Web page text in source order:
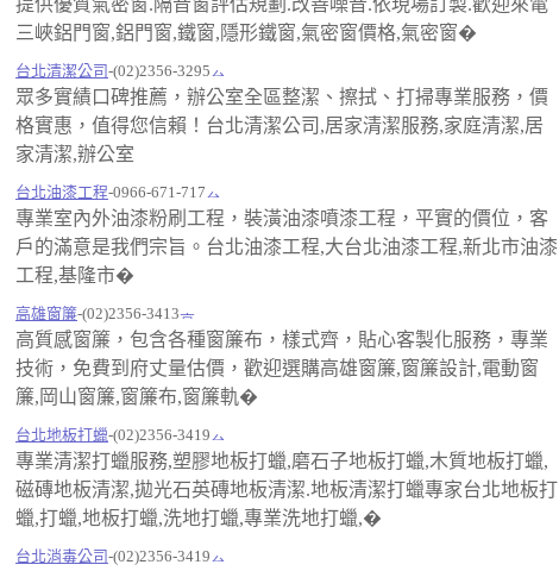
提供優質氣密窗.隔音窗評估規劃.改善噪音.依現場訂製.歡迎來電
三峽鋁門窗,鋁門窗,鐵窗,隱形鐵窗,氣密窗價格,氣密窗�
台北清潔公司-(02)2356-3295
眾多實績口碑推薦，辦公室全區整潔、擦拭、打掃專業服務，價
格實惠，值得您信賴！台北清潔公司,居家清潔服務,家庭清潔,居
家清潔,辦公室
台北油漆工程-0966-671-717
專業室內外油漆粉刷工程，裝潢油漆噴漆工程，平實的價位，客
戶的滿意是我們宗旨。台北油漆工程,大台北油漆工程,新北市油漆
工程,基隆市�
高雄窗簾-(02)2356-3413
高質感窗簾，包含各種窗簾布，樣式齊，貼心客製化服務，專業
技術，免費到府丈量估價，歡迎選購高雄窗簾,窗簾設計,電動窗
簾,岡山窗簾,窗簾布,窗簾軌�
台北地板打蠟-(02)2356-3419
專業清潔打蠟服務,塑膠地板打蠟,磨石子地板打蠟,木質地板打蠟,
磁磚地板清潔,拋光石英磚地板清潔.地板清潔打蠟專家台北地板打
蠟,打蠟,地板打蠟,洗地打蠟,專業洗地打蠟,�
台北消毒公司-(02)2356-3419